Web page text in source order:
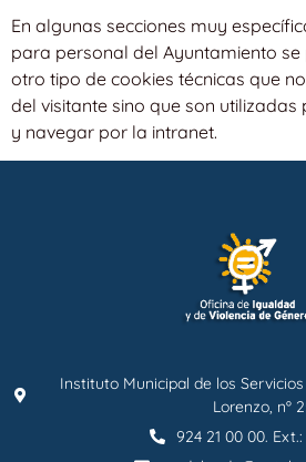
En algunas secciones muy
para personal del Ayuntamiento
otro tipo de cookies técnicas que
del visitante sino que son
y navegar por la intranet.
Instituto Municipal de los
Lorenzo, nº
924 21 00 00.